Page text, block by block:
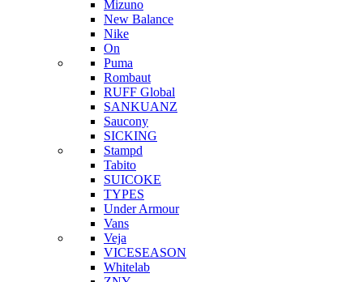
Mizuno
New Balance
Nike
On
Puma
Rombaut
RUFF Global
SANKUANZ
Saucony
SICKING
Stampd
Tabito
SUICOKE
TYPES
Under Armour
Vans
Veja
VICESEASON
Whitelab